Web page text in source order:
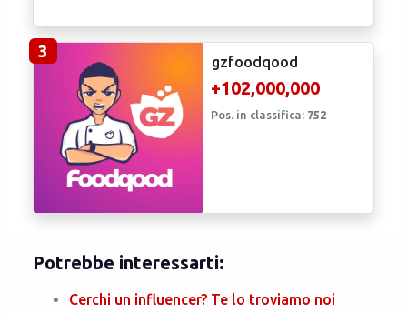
3
gzfoodqood
+102,000,000
Pos. in classifica:752
Come diventare un influencer su IG